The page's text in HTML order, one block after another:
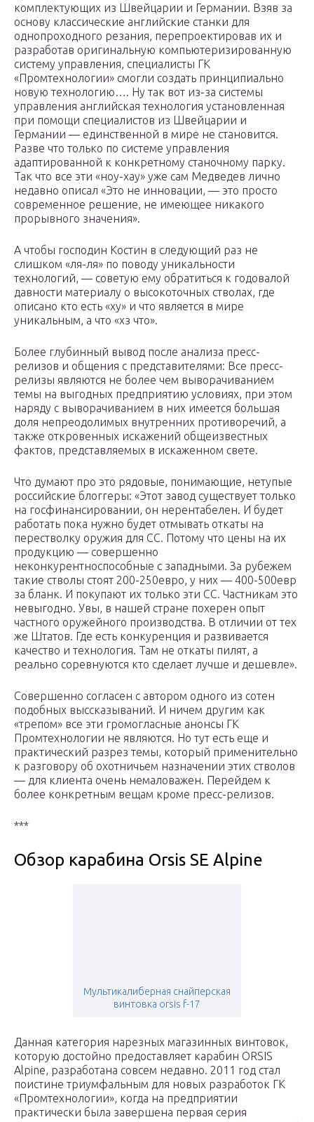
комплектующих из Швейцарии и Германии. Взяв за
основу классические английские станки для
однопроходного резания, перепроектировав их и
разработав оригинальную компьютеризированную
систему управления, специалисты ГК
«Промтехнологии» смогли создать принципиально
новую технологию…. Ну так вот из-за системы
управления английская технология установленная
при помощи специалистов из Швейцарии и
Германии — единственной в мире не становится.
Разве что только по системе управления
адаптированной к конкретному станочному парку.
Так что все эти «ноу-хау» уже сам Медведев лично
недавно описал «Это не инновации, — это просто
современное решение, не имеющее никакого
прорывного значения».
А чтобы господин Костин в следующий раз не
слишком «ля-ля» по поводу уникальности
технологий, — советую ему обратиться к годовалой
давности материалу о высокоточных стволах, где
описано кто есть «ху» и что является в мире
уникальным, а что «хз что».
Более глубинный вывод после анализа пресс-
релизов и общения с представителями: Все пресс-
релизы являются не более чем выворачиванием
темы на выгодных предприятию условиях, при этом
наряду с выворачиванием в них имеется большая
доля непреодолимых внутренних противоречий, а
также откровенных искажений общеизвестных
фактов, представляемых в искаженном свете.
Что думают про это рядовые, понимающие, нетупые
российские блоггеры: «Этот завод существует только
на госфинансировании, он нерентабелен. И будет
работать пока нужно будет отмывать откаты на
перестволку оружия для СС. Потому что цены на их
продукцию — совершенно
неконкурентноспособные с западными. За рубежем
такие стволы стоят 200-250евро, у них — 400-500евр
за бланк. И покупают их только эти СС. Частникам это
невыгодно. Увы, в нашей стране похерен опыт
частного оружейного производства. В отличии от тех
же Штатов. Где есть конкуренция и развивается
качество и технология. Там не откаты пилят, а
реально соревнуются кто сделает лучше и дешевле».
Совершенно согласен с автором одного из сотен
подобных выссказываний. И ничем другим как
«трепом» все эти громогласные анонсы ГК
Промтехнологии не являются. Но тут есть еще и
практический разрез темы, который применительно
к разговору об охотничьем назначении этих стволов
— для клиента очень немаловажен. Перейдем к
более конкретным вещам кроме пресс-релизов.
***
Обзор карабина Orsis SE Alpine
Мультикалиберная снайперская
винтовка orsis f-17
Данная категория нарезных магазинных винтовок,
которую достойно предоставляет карабин ORSIS
Alpine, разработана совсем недавно. 2011 год стал
поистине триумфальным для новых разработок ГК
«Промтехнологии», когда на предприятии
практически была завершена первая серия